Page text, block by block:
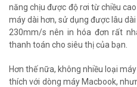
năng chịu được độ rơi từ chiều
máy dài hơn, sử dụng được lâu dài
230mm/s nên in hóa đơn rất
thanh toán cho siêu thị của bạn.
Hơn thế nữa, không nhiều loại
thích với dòng máy Macbook,